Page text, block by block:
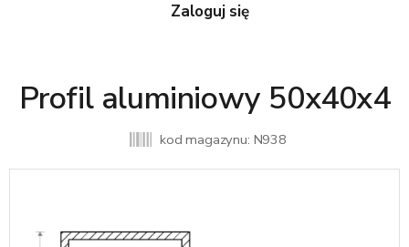
Zaloguj się
Profil aluminiowy 50x40x4
kod magazynu: N938